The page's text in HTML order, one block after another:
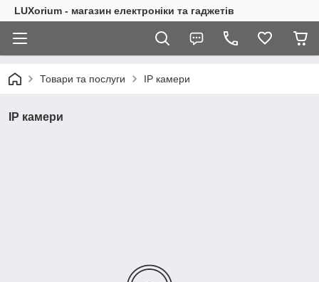
LUXorium - магазин електроніки та гаджетів
Товари та послуги IP камери
IP камери